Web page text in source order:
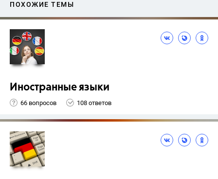
ПОХОЖИЕ ТЕМЫ
Иностранные языки
66 вопросов 108 ответов